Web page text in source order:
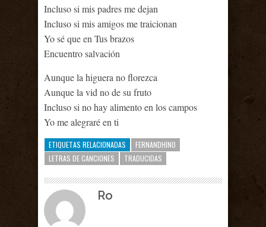
Incluso si mis padres me dejan
Incluso si mis amigos me traicionan
Yo sé que en Tus brazos
Encuentro salvación
Aunque la higuera no florezca
Aunque la vid no de su fruto
Incluso si no hay alimento en los campos
Yo me alegraré en ti
ETIQUETAS RELACIONADAS
FERNANDHINO
LETRAS DE CANCIONES
TRADUCIDAS
Ro